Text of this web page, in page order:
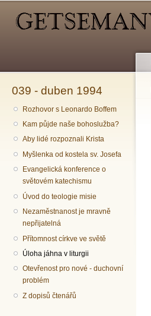
039 - duben 1994
Rozhovor s Leonardo Boffem
Kam půjde naše bohoslužba?
Aby lidé rozpoznali Krista
Myšlenka od kostela sv. Josefa
Evangelická konference o
světovém katechismu
Úvod do teologie misie
Nezaměstnanost je mravně
nepřijatelná
Přítomnost církve ve světě
Úloha jáhna v liturgii
Otevřenost pro nové - duchovní
problém
Z dopisů čtenářů